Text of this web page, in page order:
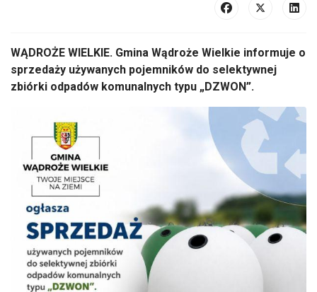
WĄDROŻE WIELKIE. Gmina Wądroże Wielkie informuje o
sprzedaży używanych pojemników do selektywnej
zbiórki odpadów komunalnych typu „DZWON”.